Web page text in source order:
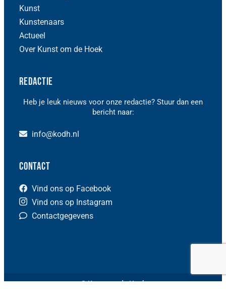
Kunst
Kunstenaars
Actueel
Over Kunst om de Hoek
Redactie
Heb je leuk nieuws voor onze redactie? Stuur dan een
bericht naar:
info@kodh.nl
Contact
Vind ons op Facebook
Vind ons op Instagram
Contactgegevens
© Kunst om de Hoek